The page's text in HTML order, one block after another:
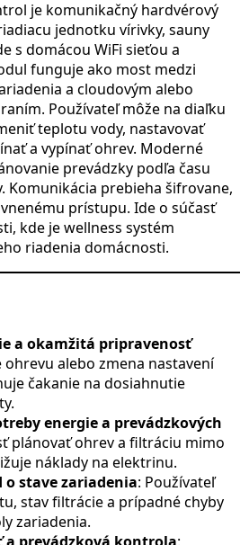
je komunikačný hardvérový
jednotku vírivky, sauny
s domácou WiFi sieťou a
funguje ako most medzi
a cloudovým alebo
Používateľ môže na diaľku
teplotu vody, nastavovať
a vypínať ohrev. Moderné
prevádzky podľa času
Komunikácia prebieha šifrovane,
prístupu. Ide o súčasť
kde je wellness systém
riadenia domácnosti.
a okamžitá pripravenosť
ohrevu alebo zmena nastavení
čakanie na dosiahnutie
energie a prevádzkových
plánovať ohrev a filtráciu mimo
náklady na elektrinu.
stave zariadenia: Používateľ
stav filtrácie a prípadné chyby
zariadenia.